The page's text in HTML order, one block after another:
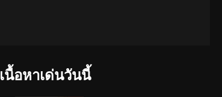
เนื้อหาเด่นวันนี้